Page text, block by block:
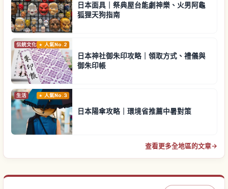
日本面具｜祭典屋台能劇神樂、火男阿龜
狐狸天狗指南
伝統文化 人氣No.2
日本神社御朱印攻略｜領取方式、禮儀與
御朱印帳
生活 人氣No.3
日本陽傘攻略｜環境省推薦中暑對策
查看更多全地區的文章→